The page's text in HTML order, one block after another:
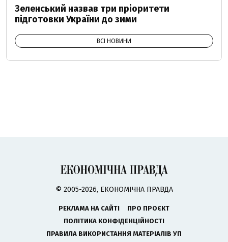
Зеленський назвав три пріоритети
підготовки України до зими
ВСІ НОВИНИ
© 2005-2026, ЕКОНОМІЧНА ПРАВДА
РЕКЛАМА НА САЙТІ
ПРО ПРОЄКТ
ПОЛІТИКА КОНФІДЕНЦІЙНОСТІ
ПРАВИЛА ВИКОРИСТАННЯ МАТЕРІАЛІВ УП